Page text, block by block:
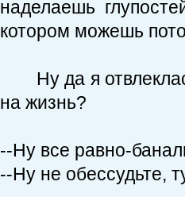
наделаешь
котором можешь
Ну да я
на жизнь?
--Ну все равно-
--Ну не обессудьте,